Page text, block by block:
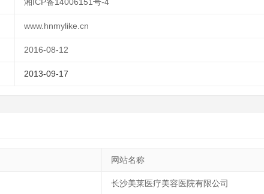
www.hnmylike.cn
2016-08-12
2013-09-17
网站名称
长沙美莱医疗美容医院有限公司